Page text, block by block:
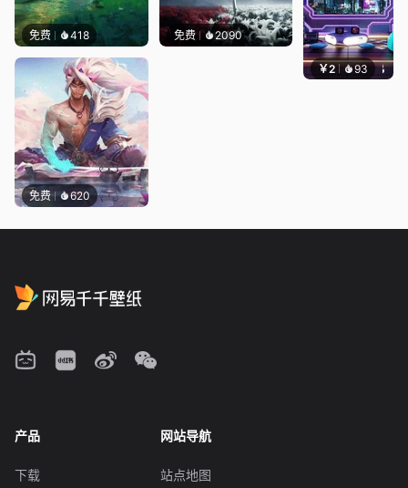
免费 418 免费 2090
免费 620
￥2 93 好看
产品
下载
网站导航
站点地图